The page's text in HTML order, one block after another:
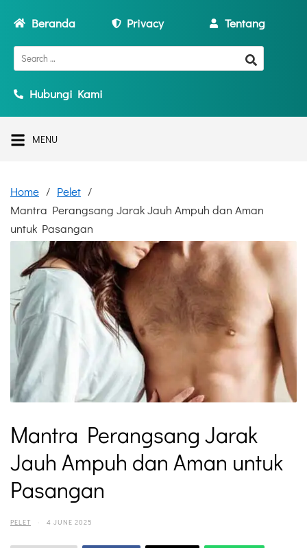
Beranda Privacy Tentang
Hubungi Kami
MENU
Home
Pelet
Mantra Perangsang Jarak Jauh Ampuh dan Aman
untuk Pasangan
Mantra Perangsang Jarak
Jauh Ampuh dan Aman untuk
Pasangan
PELET · 4 JUNE 2025